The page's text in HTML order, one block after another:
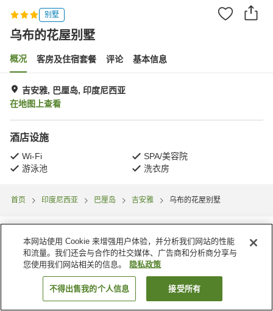
别墅
乌布的花屋别墅
概况 客房及住宿套餐 评论 基本信息
吉安雅, 巴厘岛, 印度尼西亚
在地图上查看
酒店设施
Wi-Fi
SPA/美容院
游泳池
洗衣房
首页 印度尼西亚 巴厘岛 吉安雅 乌布的花屋别墅
搜索客房
本网站使用 Cookie 来增强用户体验，并分析我们网站的性能
和流量。我们还会与合作的社交媒体、广告商和分析商分享与
您使用我们网站相关的信息。
隐私政策
不得出售我的个人信息 接受所有